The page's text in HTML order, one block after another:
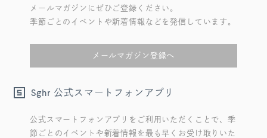
メールマガジンにぜひご登録ください。
季節ごとのイベントや新着情報などを発信しています。
メールマガジン登録へ
Sghr 公式スマートフォンアプリ
公式スマートフォンアプリをご利用いただくことで、季
節ごとのイベントや新着情報を最も早くお受け取りいた